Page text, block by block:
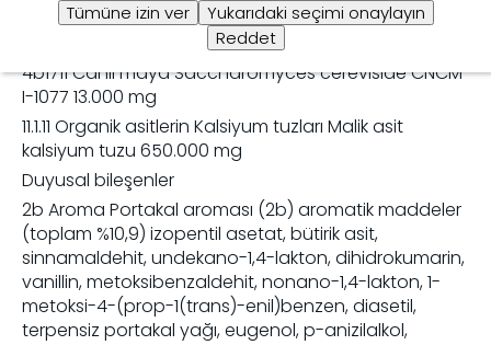
Tümüne izin ver
Yukarıdaki seçimi onaylayın
Reddet
3b506 Mangan Mangan glisin şelat 1.650 mg
Sindirim sistemi düzenleyici
4b1711 Canlı maya Saccharomyces cerevisiae CNCM
I-1077 13.000 mg
11.1.11 Organik asitlerin Kalsiyum tuzları Malik asit
kalsiyum tuzu 650.000 mg
Duyusal bileşenler
2b Aroma Portakal aroması (2b) aromatik maddeler
(toplam %10,9) izopentil asetat, bütirik asit,
sinnamaldehit, undekano-1,4-lakton, dihidrokumarin,
vanillin, metoksibenzaldehit, nonano-1,4-lakton, 1-
metoksi-4-(prop-1(trans)-enil)benzen, diasetil,
terpensiz portakal yağı, eugenol, p-anizilalkol,